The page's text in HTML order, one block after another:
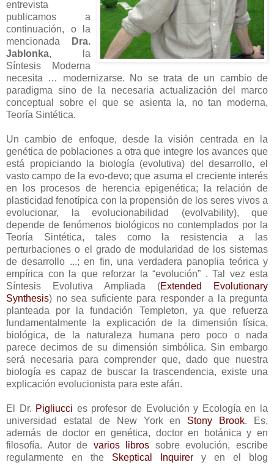
entrevista
publicamos a
continuación, o la
mencionada
Dra.
Jablonka, la
Síntesis Moderna
necesita … modernizarse. No se trata de un cambio de
paradigma sino de la necesaria actualización del marco
conceptual sobre el que se asienta la, no tan moderna,
Teoría Sintética.
Un cambio de enfoque, desde la visión centrada en la
genética de poblaciones a otra que integre los avances que
está propiciando la biología (evolutiva) del desarrollo, el
vasto campo de la evo-devo; que asuma el creciente interés
en los procesos de herencia epigenética; la relación de
plasticidad fenotípica con la propensión de los seres vivos a
evolucionar, la evolucionabilidad (evolvability), que
depende de fenómenos biológicos no contemplados por la
Teoría Sintética, tales como la resistencia a las
perturbaciones o el grado de modularidad de los sistemas
de desarrollo ...; en fin, una verdadera panoplia teórica y
empírica con la que reforzar la “evolución” . Tal vez esta
Síntesis Evolutiva Ampliada (Extended Evolutionary
Synthesis) no sea suficiente para responder a la pregunta
planteada por la fundación Templeton, ya que refuerza
fundamentalmente la explicación de la dimensión física,
biológica, de la naturaleza humana pero poco o nada
parece decirnos de su dimensión simbólica. Sin embargo
será necesaria para comprender que, dado que nuestra
biología es capaz de buscar la trascendencia, existe una
explicación evolucionista para este afán.
El Dr. Pigliucci es profesor de Evolución y Ecología en la
universidad estatal de New York en Stony Brook. Es,
además de doctor en genética, doctor en botánica y en
filosofía. Autor de varios libros sobre evolución, escribe
regularmente en the Skeptical Inquirer y en el blog